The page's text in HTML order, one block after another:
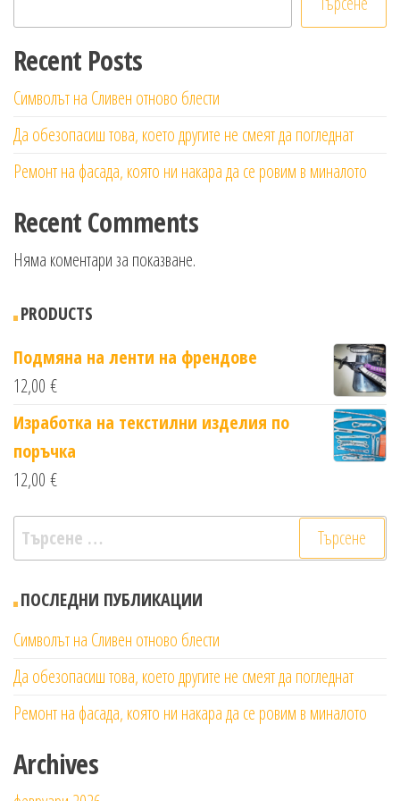
Recent Posts
Символът на Сливен отново блести
Да обезопасиш това, което другите не смеят да погледнат
Ремонт на фасада, която ни накара да се ровим в миналото
Recent Comments
Няма коментари за показване.
PRODUCTS
Подмяна на ленти на френдове
12,00 €
Изработка на текстилни изделия по
поръчка
12,00 €
Търсене
за:
ПОСЛЕДНИ ПУБЛИКАЦИИ
Символът на Сливен отново блести
Да обезопасиш това, което другите не смеят да погледнат
Ремонт на фасада, която ни накара да се ровим в миналото
Archives